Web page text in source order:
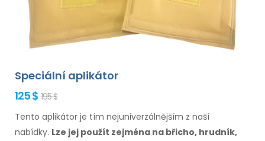
Speciální aplikátor
125 $ 195 $
Tento aplikátor je tím nejuniverzálnějším z naší
nabídky. Lze jej použít zejména na břicho, hrudník,